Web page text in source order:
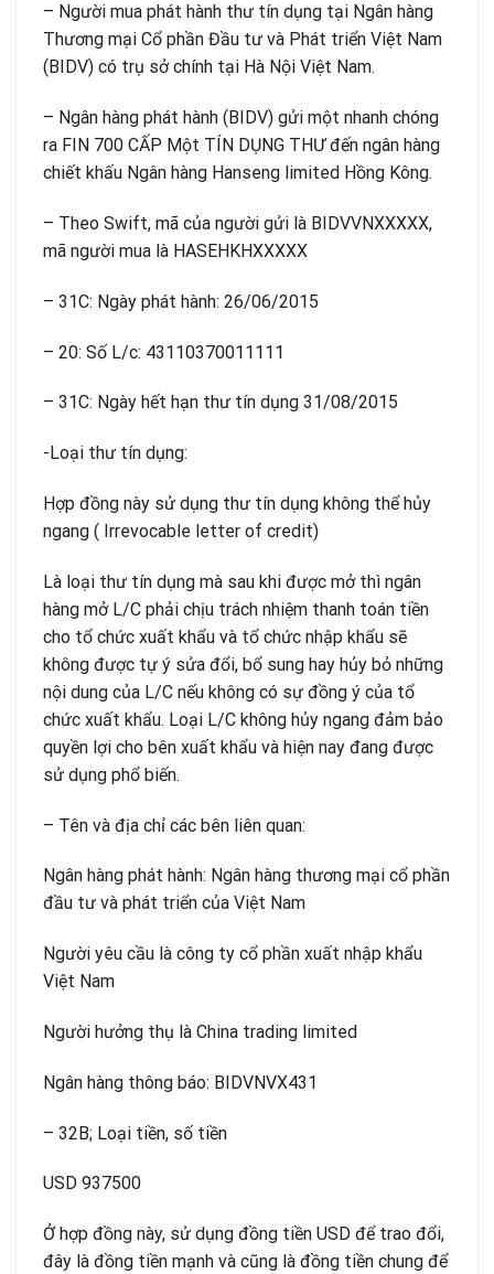
– Người mua phát hành thư tín dụng tại Ngân hàng
Thương mại Cổ phần Đầu tư và Phát triển Việt Nam
(BIDV) có trụ sở chính tại Hà Nội Việt Nam.
– Ngân hàng phát hành (BIDV) gửi một nhanh chóng
ra FIN 700 CẤP Một TÍN DỤNG THƯ đến ngân hàng
chiết khấu Ngân hàng Hanseng limited Hồng Kông.
– Theo Swift, mã của người gửi là BIDVVNXXXXX,
mã người mua là HASEHKHXXXXX
– 31C: Ngày phát hành: 26/06/2015
– 20: Số L/c: 43110370011111
– 31C: Ngày hết hạn thư tín dụng 31/08/2015
-Loại thư tín dụng:
Hợp đồng này sử dụng thư tín dụng không thể hủy
ngang ( Irrevocable letter of credit)
Là loại thư tín dụng mà sau khi được mở thì ngân
hàng mở L/C phải chịu trách nhiệm thanh toán tiền
cho tổ chức xuất khẩu và tổ chức nhập khẩu sẽ
không được tự ý sửa đổi, bổ sung hay hủy bỏ những
nội dung của L/C nếu không có sự đồng ý của tổ
chức xuất khẩu. Loại L/C không hủy ngang đảm bảo
quyền lợi cho bên xuất khẩu và hiện nay đang được
sử dụng phổ biến.
– Tên và địa chỉ các bên liên quan:
Ngân hàng phát hành: Ngân hàng thương mại cổ phần
đầu tư và phát triển của Việt Nam
Người yêu cầu là công ty cổ phần xuất nhập khẩu
Việt Nam
Người hưởng thụ là China trading limited
Ngân hàng thông báo: BIDVNVX431
– 32B; Loại tiền, số tiền
USD 937500
Ở hợp đồng này, sử dụng đồng tiền USD để trao đổi,
đây là đồng tiền mạnh và cũng là đồng tiền chung để